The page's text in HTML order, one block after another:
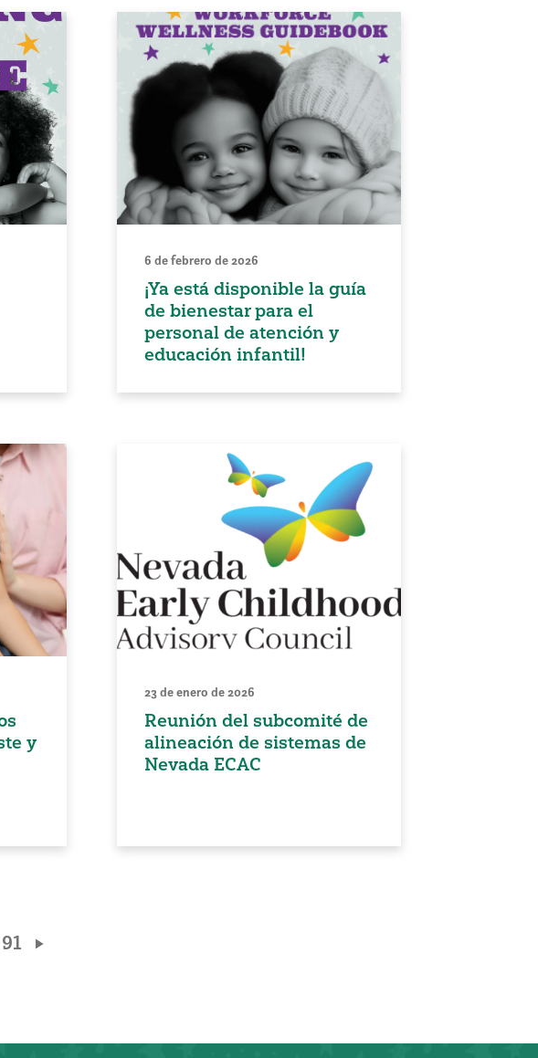
6 de febrero de 2026
¡Ya está disponible la guía
de bienestar para el
personal de atención y
educación infantil!
y
23 de enero de 2026
Reunión del subcomité de
alineación de sistemas de
Nevada ECAC
91